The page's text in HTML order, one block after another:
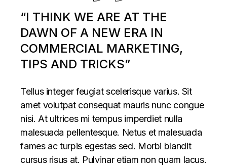
“I THINK WE ARE AT THE
DAWN OF A NEW ERA IN
COMMERCIAL MARKETING,
TIPS AND TRICKS”
Tellus integer feugiat scelerisque varius. Sit
amet volutpat consequat mauris nunc congue
nisi. At ultrices mi tempus imperdiet nulla
malesuada pellentesque. Netus et malesuada
fames ac turpis egestas sed. Morbi blandit
cursus risus at. Pulvinar etiam non quam lacus.